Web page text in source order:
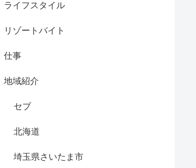
ライフスタイル
リゾートバイト
仕事
地域紹介
セブ
北海道
埼玉県さいたま市